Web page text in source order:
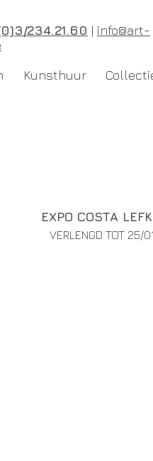
234.21.60 | info@art-
Kunsthuur
EXPO COSTA
VERLENGD TOT 25/